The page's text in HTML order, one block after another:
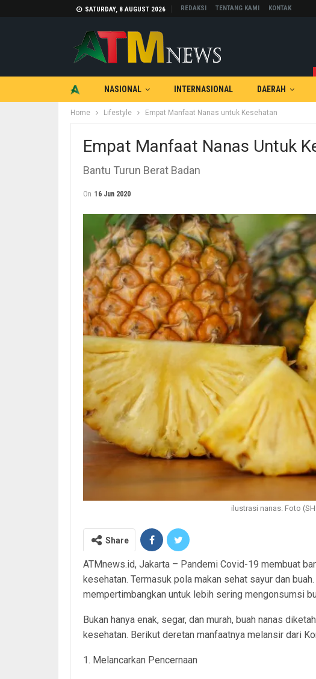
SATURDAY, 8 AUGUST 2026 REDAKSI TENTANG KAMI KONTAK
NASIONAL INTERNASIONAL DAERAH
TEKNOLOGI OTOMOTIF
Home Lifestyle Empat Manfaat Nanas untuk Kesehatan
Empat Manfaat Nanas Untuk
Bantu Turun Berat Badan
On 16 Jun 2020
ilustrasi nanas. Foto
Share
ATMnews.id, Jakarta – Pandemi Covid-19 membuat
kesehatan. Termasuk pola makan sehat sayur dan
mempertimbangkan untuk lebih sering mengonsumsi
Bukan hanya enak, segar, dan murah, buah nanas
kesehatan. Berikut deretan manfaatnya melansir dari
1. Melancarkan Pencernaan